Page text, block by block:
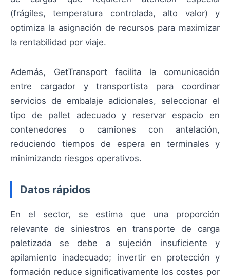
(frágiles, temperatura controlada, alto valor) y
optimiza la asignación de recursos para maximizar
la rentabilidad por viaje.
Además, GetTransport facilita la comunicación
entre cargador y transportista para coordinar
servicios de embalaje adicionales, seleccionar el
tipo de pallet adecuado y reservar espacio en
contenedores o camiones con antelación,
reduciendo tiempos de espera en terminales y
minimizando riesgos operativos.
Datos rápidos
En el sector, se estima que una proporción
relevante de siniestros en transporte de carga
paletizada se debe a sujeción insuficiente y
apilamiento inadecuado; invertir en protección y
formación reduce significativamente los costes por